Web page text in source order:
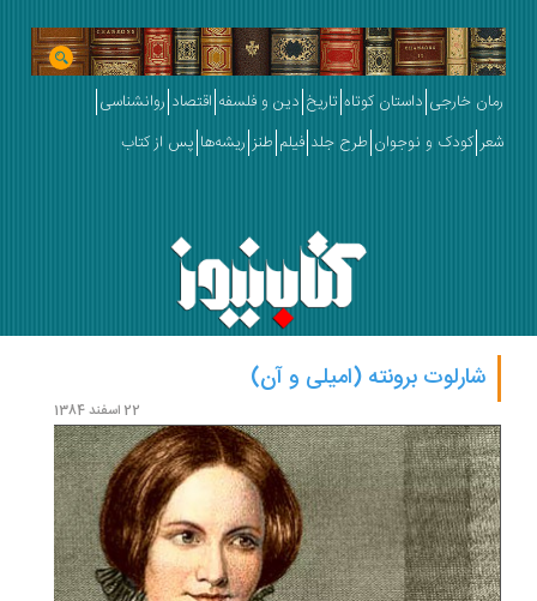
رمان خارجی داستان کوتاه تاریخ دین و فلسفه اقتصاد روانشناسی
شعر کودک و نوجوان طرح جلد فیلم طنز ریشه‌ها پس از کتاب
شارلوت برونته (امیلی و آن)
22 اسفند 1384